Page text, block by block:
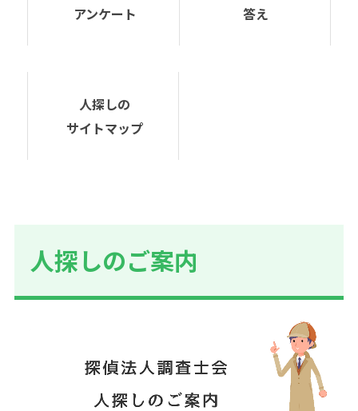
アンケート
答え
人探しの
サイトマップ
人探しのご案内